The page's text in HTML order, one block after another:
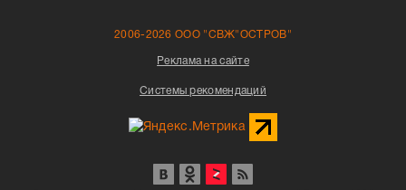
2006-2026 ООО "СВЖ"ОСТРОВ"
Реклама на сайте
Системы рекомендаций